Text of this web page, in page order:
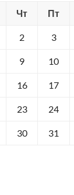
Чт Пт
2 3
9 10
16 17
23 24
30 31